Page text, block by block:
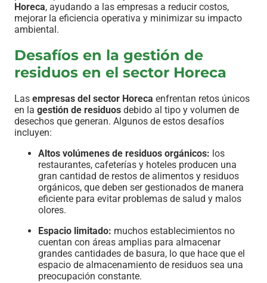
Horeca, ayudando a las empresas a reducir costos,
mejorar la eficiencia operativa y minimizar su impacto
ambiental.
Desafíos en la gestión de
residuos en el sector Horeca
Las empresas del sector Horeca enfrentan retos únicos
en la gestión de residuos debido al tipo y volumen de
desechos que generan. Algunos de estos desafíos
incluyen:
Altos volúmenes de residuos orgánicos: los
restaurantes, cafeterías y hoteles producen una
gran cantidad de restos de alimentos y residuos
orgánicos, que deben ser gestionados de manera
eficiente para evitar problemas de salud y malos
olores.
Espacio limitado: muchos establecimientos no
cuentan con áreas amplias para almacenar
grandes cantidades de basura, lo que hace que el
espacio de almacenamiento de residuos sea una
preocupación constante.